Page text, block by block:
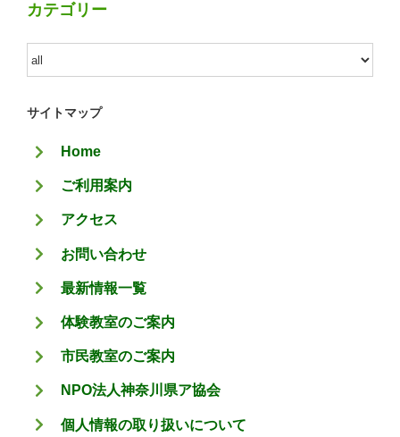
カテゴリー
カ
テ
ゴ
ー
サイトマップ
Home
ご利用案内
アクセス
お問い合わせ
最新情報一覧
体験教室のご案内
市民教室のご案内
NPO法人神奈川県ア協会
個人情報の取り扱いについて